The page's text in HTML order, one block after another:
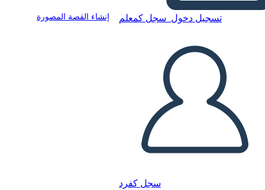
إنشاء القصة المصورة تسجيل دخول سجل كمعلم
سجل كفرد